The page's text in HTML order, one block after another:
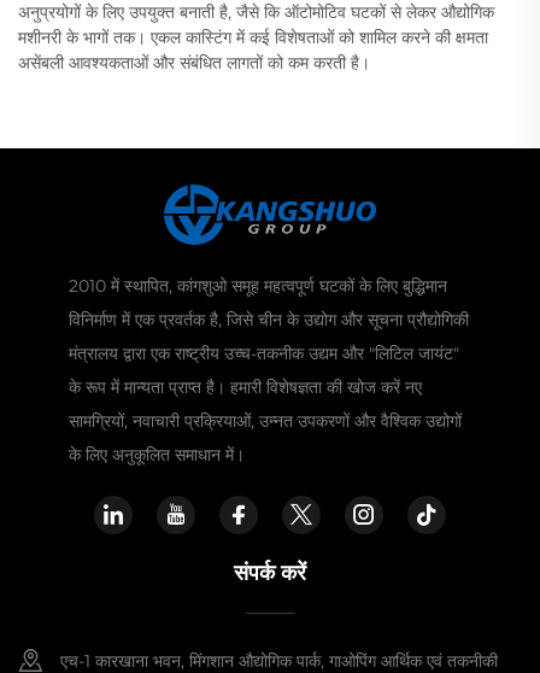
अनुप्रयोगों के लिए उपयुक्त बनाती है, जैसे कि ऑटोमोटिव घटकों से लेकर औद्योगिक
मशीनरी के भागों तक। एकल कास्टिंग में कई विशेषताओं को शामिल करने की क्षमता
असेंबली आवश्यकताओं और संबंधित लागतों को कम करती है।
2010 में स्थापित, कांगशुओ समूह महत्वपूर्ण घटकों के लिए बुद्धिमान
विनिर्माण में एक प्रवर्तक है, जिसे चीन के उद्योग और सूचना प्रौद्योगिकी
मंत्रालय द्वारा एक राष्ट्रीय उच्च-तकनीक उद्यम और "लिटिल जायंट"
के रूप में मान्यता प्राप्त है। हमारी विशेषज्ञता की खोज करें नए
सामग्रियों, नवाचारी प्रक्रियाओं, उन्नत उपकरणों और वैश्विक उद्योगों
के लिए अनुकूलित समाधान में।
संपर्क करें
एच-1 कारखाना भवन, मिंगशान औद्योगिक पार्क, गाओपिंग आर्थिक एवं तकनीकी